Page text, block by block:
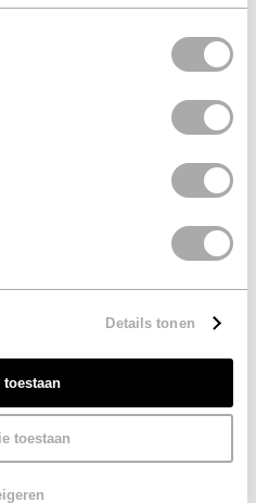
Details tonen
toestaan